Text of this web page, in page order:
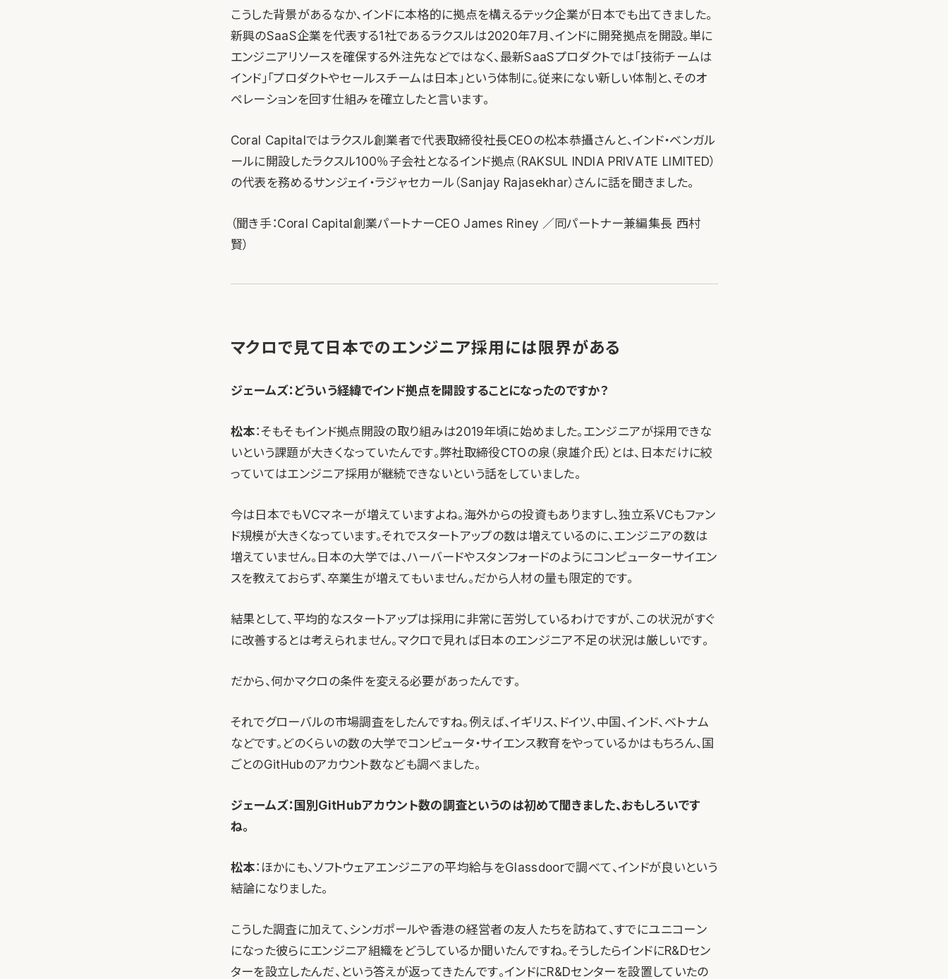
こうした背景があるなか、インドに本格的に拠点を構えるテック企業が日本でも出てきました。
新興のSaaS企業を代表する1社であるラクスルは2020年7月、インドに開発拠点を開設。単に
エンジニアリソースを確保する外注先などではなく、最新SaaSプロダクトでは「技術チームは
インド」「プロダクトやセールスチームは日本」という体制に。従来にない新しい体制と、そのオ
ペレーションを回す仕組みを確立したと言います。
Coral Capitalではラクスル創業者で代表取締役社長CEOの松本恭攝さんと、インド・ベンガル
ールに開設したラクスル100％子会社となるインド拠点（RAKSUL INDIA PRIVATE LIMITED）
の代表を務めるサンジェイ・ラジャセカール（Sanjay Rajasekhar）さんに話を聞きました。
（聞き手：Coral Capital創業パートナーCEO James Riney ／同パートナー兼編集長 西村
賢）
マクロで見て日本でのエンジニア採用には限界がある
ジェームズ：どういう経緯でインド拠点を開設することになったのですか？
松本：そもそもインド拠点開設の取り組みは2019年頃に始めました。エンジニアが採用できな
いという課題が大きくなっていたんです。弊社取締役CTOの泉（泉雄介氏）とは、日本だけに絞
っていてはエンジニア採用が継続できないという話をしていました。
今は日本でもVCマネーが増えていますよね。海外からの投資もありますし、独立系VCもファン
ド規模が大きくなっています。それでスタートアップの数は増えているのに、エンジニアの数は
増えていません。日本の大学では、ハーバードやスタンフォードのようにコンピューターサイエン
スを教えておらず、卒業生が増えてもいません。だから人材の量も限定的です。
結果として、平均的なスタートアップは採用に非常に苦労しているわけですが、この状況がすぐ
に改善するとは考えられません。マクロで見れば日本のエンジニア不足の状況は厳しいです。
だから、何かマクロの条件を変える必要があったんです。
それでグローバルの市場調査をしたんですね。例えば、イギリス、ドイツ、中国、インド、ベトナム
などです。どのくらいの数の大学でコンピュータ・サイエンス教育をやっているかはもちろん、国
ごとのGitHubのアカウント数なども調べました。
ジェームズ：国別GitHubアカウント数の調査というのは初めて聞きました、おもしろいです
ね。
松本：ほかにも、ソフトウェアエンジニアの平均給与をGlassdoorで調べて、インドが良いという
結論になりました。
こうした調査に加えて、シンガポールや香港の経営者の友人たちを訪ねて、すでにユニコーン
になった彼らにエンジニア組織をどうしているか聞いたんですね。そうしたらインドにR&Dセン
ターを設立したんだ、という答えが返ってきたんです。インドにR&Dセンターを設置していたの